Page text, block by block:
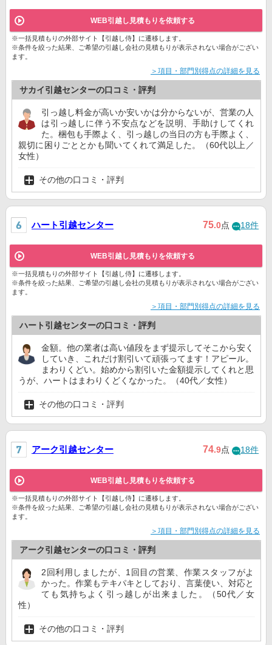
WEB引越し見積もりを依頼する
※一括見積もりの外部サイト【引越し侍】に遷移します。
※条件を絞った結果、ご希望の引越し会社の見積もりが表示されない場合がござい
ます。
＞項目・部門別得点の詳細を見る
サカイ引越センターの口コミ・評判
引っ越し料金が高いか安いかは分からないが、営業の人
は引っ越しに伴う不安点などを説明、手助けしてくれ
た。梱包も手際よく、引っ越しの当日の方も手際よく、
親切に困りごととかも聞いてくれて満足した。（60代以上／
女性）
その他の口コミ・評判
ハート引越センター 75.0点 18件
WEB引越し見積もりを依頼する
※一括見積もりの外部サイト【引越し侍】に遷移します。
※条件を絞った結果、ご希望の引越し会社の見積もりが表示されない場合がござい
ます。
＞項目・部門別得点の詳細を見る
ハート引越センターの口コミ・評判
金額。他の業者は高い値段をまず提示してそこから安く
していき、これだけ割引いて頑張ってます！アピール。
まわりくどい。始めから割引いた金額提示してくれと思
うが、ハートはまわりくどくなかった。（40代／女性）
その他の口コミ・評判
アーク引越センター 74.9点 18件
WEB引越し見積もりを依頼する
※一括見積もりの外部サイト【引越し侍】に遷移します。
※条件を絞った結果、ご希望の引越し会社の見積もりが表示されない場合がござい
ます。
＞項目・部門別得点の詳細を見る
アーク引越センターの口コミ・評判
2回利用しましたが、1回目の営業、作業スタッフがよ
かった。作業もテキパキとしており、言葉使い、対応と
ても気持ちよく引っ越しが出来ました。（50代／女
性）
その他の口コミ・評判